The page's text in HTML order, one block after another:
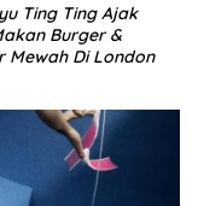
Ting Ting Ajak
Burger &
Mewah Di London